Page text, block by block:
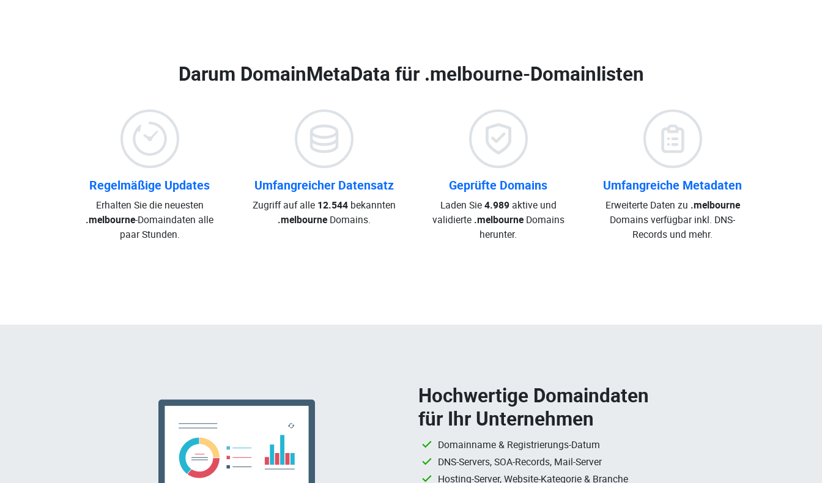
Darum DomainMetaData für .melbourne-Domainlisten
Regelmäßige Updates
Erhalten Sie die neuesten
.melbourne-Domaindaten alle
paar Stunden.
Umfangreicher Datensatz
Zugriff auf alle 12.544bekannten
.melbourneDomains.
Geprüfte Domains
Laden Sie4.989aktive und
validierte .melbourneDomains
herunter.
Umfangreiche Metadaten
Erweiterte Daten zu .melbourne
Domains verfügbar inkl. DNS-
Records und mehr.
Hochwertige Domaindaten
für Ihr Unternehmen
Domainname & Registrierungs-Datum
DNS-Servers, SOA-Records, Mail-Server
Hosting-Server, Website-Kategorie & Branche